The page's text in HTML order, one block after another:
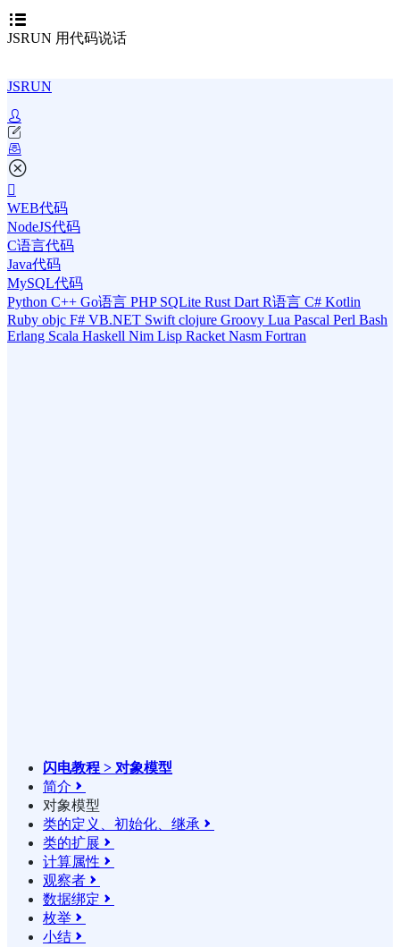
JSRUN 用代码说话
JSRUN
WEB代码
NodeJS代码
C语言代码
Java代码
MySQL代码
Python C++ Go语言 PHP SQLite Rust Dart R语言 C# Kotlin
Ruby objc F# VB.NET Swift clojure Groovy Lua Pascal Perl Bash
Erlang Scala Haskell Nim Lisp Racket Nasm Fortran
闪电教程 > 对象模型
简介 
对象模型
类的定义、初始化、继承 
类的扩展 
计算属性 
观察者 
数据绑定 
枚举 
小结 